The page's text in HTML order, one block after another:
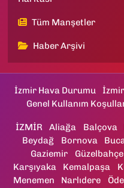
Tüm Manşetler
Haber Arşivi
İzmir Hava Durumu
Genel Kullanım
İZMİR Aliağa Balçova
Beydağ
Bornova
Gaziemir
Güzelbahçe
Karşıyaka
Kemalpaşa
Menemen
Narlıdere